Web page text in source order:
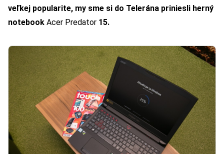
veľkej popularite, my sme si do Telerána priniesli herný
notebook Acer Predator 15.